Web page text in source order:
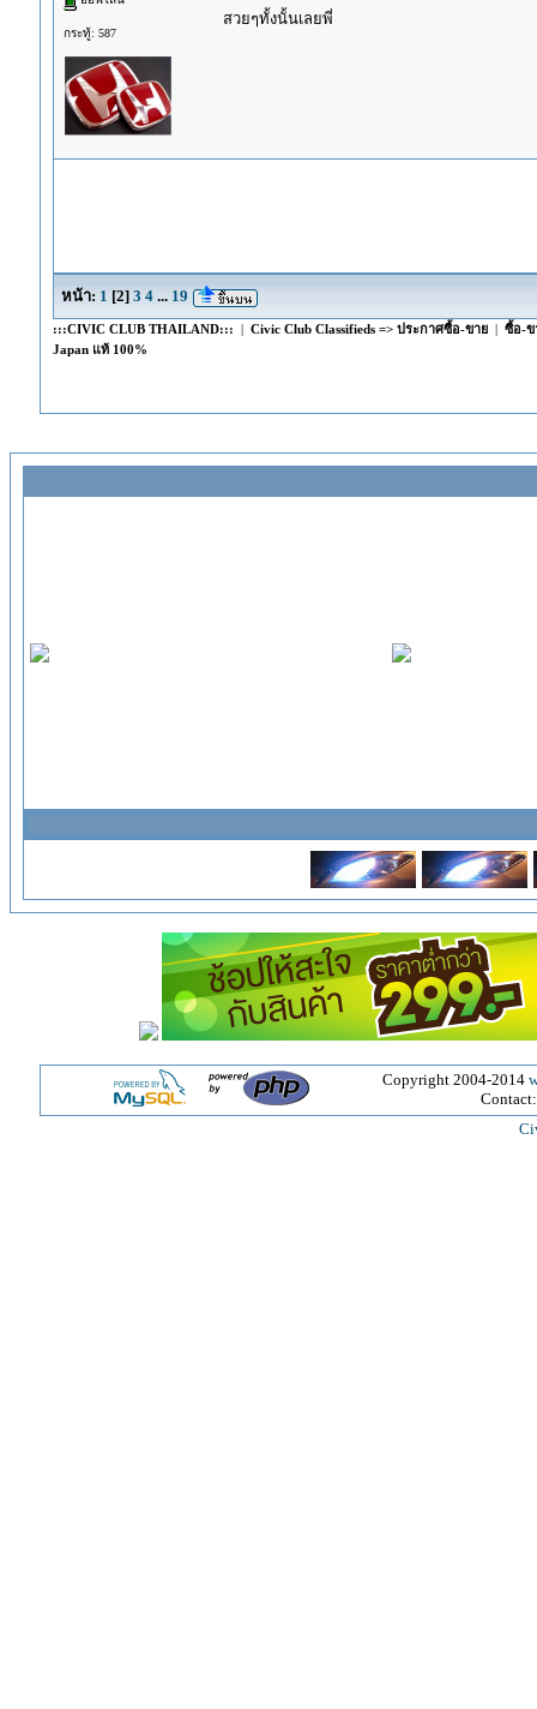
กระทู้: 587
สวยๆทั้งนั้นเลยพี่
หน้า: 1 [2] 3 4 ... 19
:::CIVIC CLUB THAILAND::: | Civic Club Classifieds => ประกาศซื้อ-ขาย| ซื้อ-ข
Japan แท้ 100%
Copyright 2004-2014